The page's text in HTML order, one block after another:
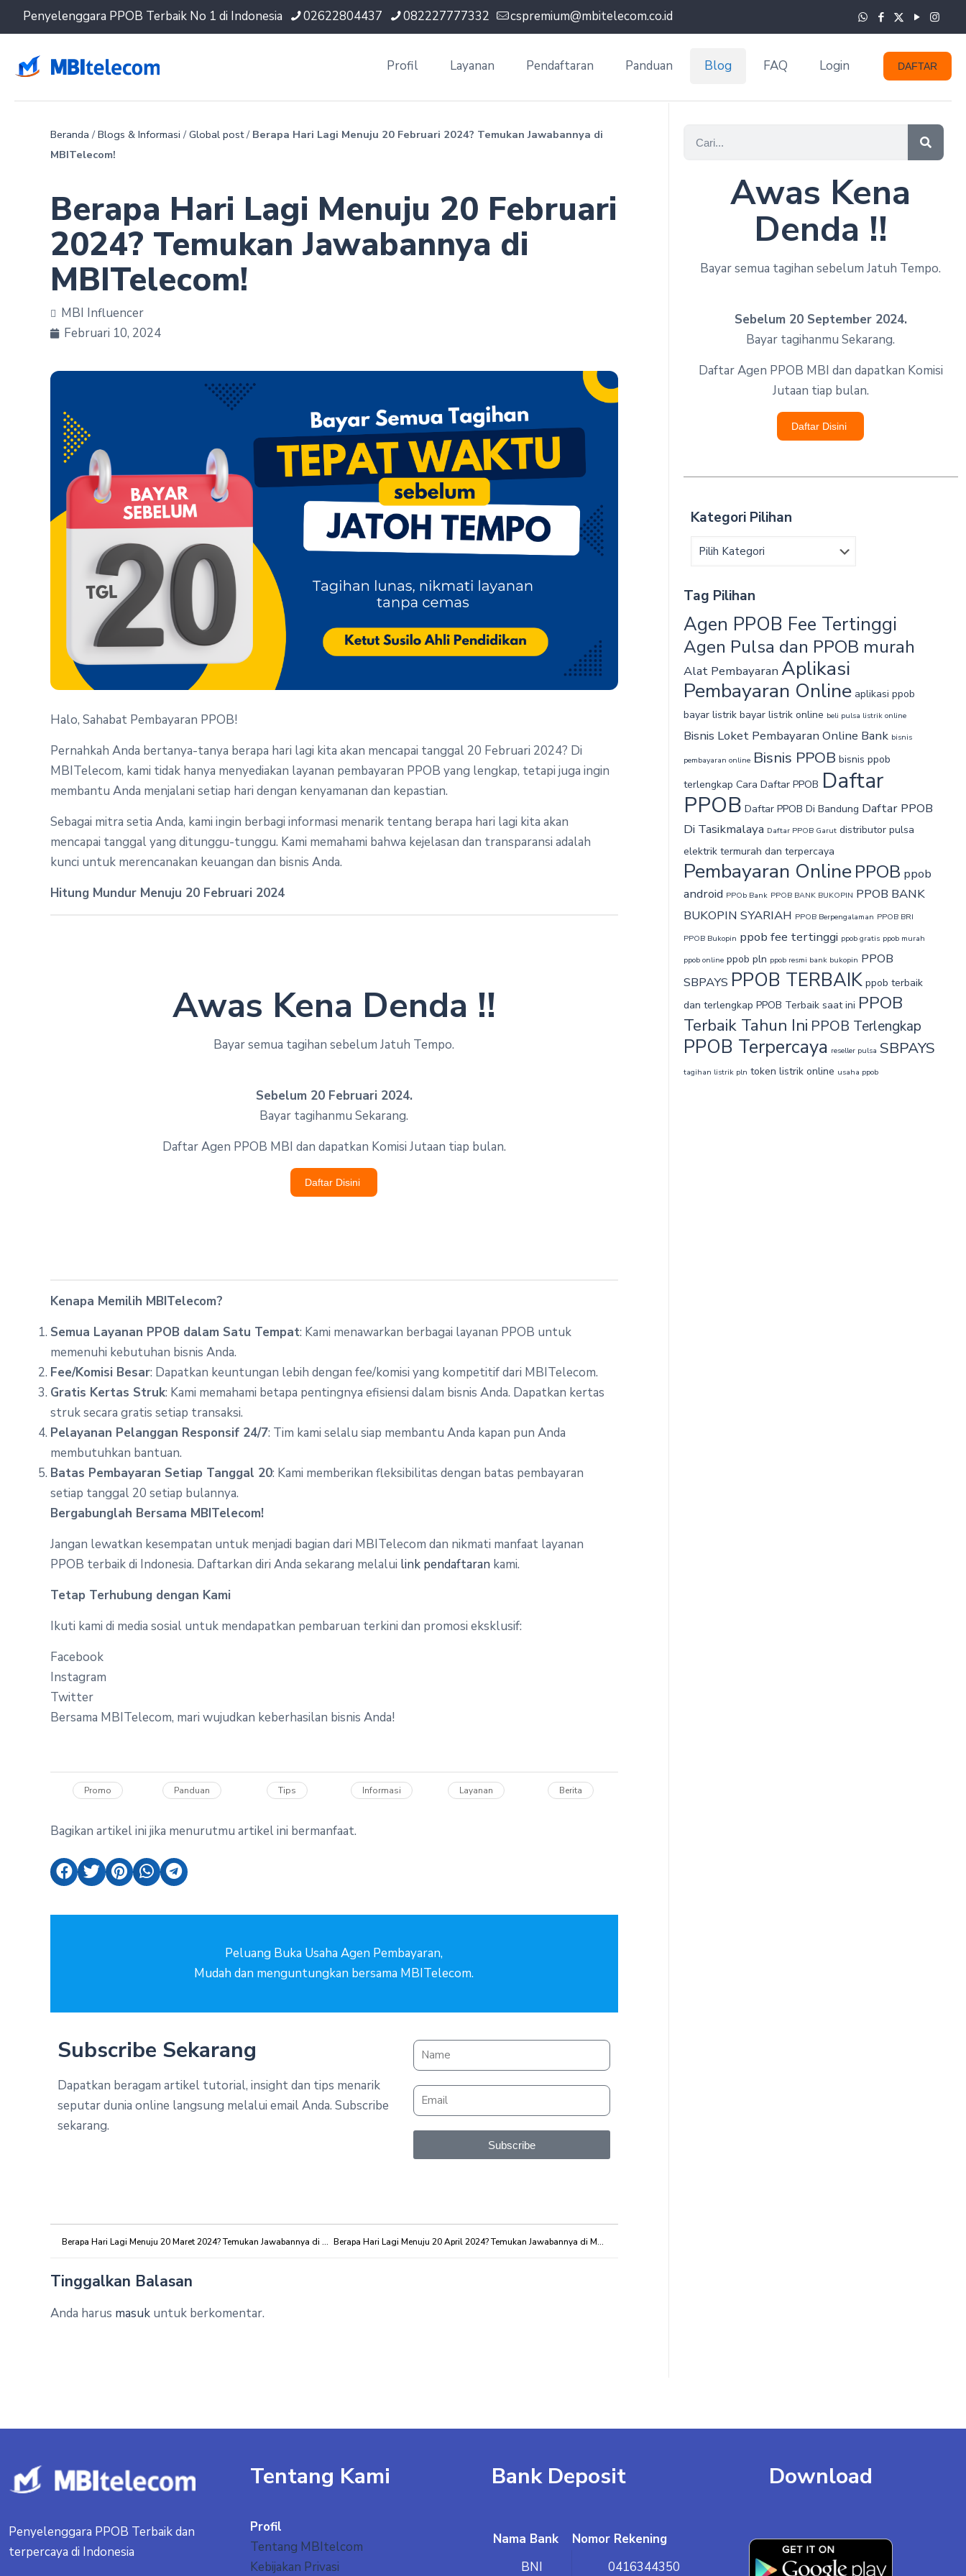
Penyelenggara PPOB Terbaik No 1 di Indonesia 02622804437 082227777332 cspremium@mbitelecom.co.id
Profil Layanan Pendaftaran Panduan Blog FAQ Login DAFTAR
Beranda / Blogs & Informasi / Global post/ Berapa Hari Lagi Menuju 20 Februari 2024? Temukan Jawabannya di
MBITelecom!
Berapa Hari Lagi Menuju 20 Februari
2024? Temukan Jawabannya di
MBITelecom!
MBI Influencer
Februari 10, 2024
Halo, Sahabat Pembayaran PPOB!
Pernahkah Anda bertanya-tanya berapa hari lagi kita akan mencapai tanggal 20 Februari 2024? Di
MBITelecom, kami tidak hanya menyediakan layanan pembayaran PPOB yang lengkap, tetapi juga ingin
membantu Anda menjalani setiap hari dengan kenyamanan dan kepastian.
Sebagai mitra setia Anda, kami ingin berbagi informasi menarik tentang berapa hari lagi kita akan
mencapai tanggal yang ditunggu-tunggu. Kami memahami bahwa kejelasan dan transparansi adalah
kunci untuk merencanakan keuangan dan bisnis Anda.
Hitung Mundur Menuju 20 Februari 2024
Awas Kena Denda !!
Bayar semua tagihan sebelum Jatuh Tempo.
Sebelum 20 Februari 2024.
Bayar tagihanmu Sekarang.
Daftar Agen PPOB MBI dan dapatkan Komisi Jutaan tiap bulan.
Daftar Disini
Kenapa Memilih MBITelecom?
Semua Layanan PPOB dalam Satu Tempat: Kami menawarkan berbagai layanan PPOB untuk
memenuhi kebutuhan bisnis Anda.
Fee/Komisi Besar: Dapatkan keuntungan lebih dengan fee/komisi yang kompetitif dari MBITelecom.
Gratis Kertas Struk: Kami memahami betapa pentingnya efisiensi dalam bisnis Anda. Dapatkan kertas
struk secara gratis setiap transaksi.
Pelayanan Pelanggan Responsif 24/7: Tim kami selalu siap membantu Anda kapan pun Anda
membutuhkan bantuan.
Batas Pembayaran Setiap Tanggal 20: Kami memberikan fleksibilitas dengan batas pembayaran
setiap tanggal 20 setiap bulannya.
Bergabunglah Bersama MBITelecom!
Jangan lewatkan kesempatan untuk menjadi bagian dari MBITelecom dan nikmati manfaat layanan
PPOB terbaik di Indonesia. Daftarkan diri Anda sekarang melalui link pendaftaran kami.
Tetap Terhubung dengan Kami
Ikuti kami di media sosial untuk mendapatkan pembaruan terkini dan promosi eksklusif:
Facebook
Instagram
Twitter
Bersama MBITelecom, mari wujudkan keberhasilan bisnis Anda!
Promo Panduan Tips Informasi Layanan Berita
Bagikan artikel ini jika menurutmu artikel ini bermanfaat.
Peluang Buka Usaha Agen Pembayaran,
Mudah dan menguntungkan bersama MBITelecom.
Subscribe Sekarang
Dapatkan beragam artikel tutorial, insight dan tips menarik
seputar dunia online langsung melalui email Anda. Subscribe
sekarang.
Subscribe
Berapa Hari Lagi Menuju 20 Maret 2024? Temukan Jawabannya di MBITelecom! Berapa Hari Lagi Menuju 20 April 2024? Temukan Jawabannya di MBITelecom!
Tinggalkan Balasan
Anda harus masuk untuk berkomentar.
Awas Kena
Denda !!
Bayar semua tagihan sebelum Jatuh Tempo.
Sebelum 20 September 2024.
Bayar tagihanmu Sekarang.
Daftar Agen PPOB MBI dan dapatkan Komisi
Jutaan tiap bulan.
Daftar Disini
Kategori Pilihan
Tag Pilihan
Agen PPOB Fee Tertinggi
Agen Pulsa dan PPOB murah‎
Alat Pembayaran Aplikasi
Pembayaran Online aplikasi ppob
bayar listrik bayar listrik online beli pulsa listrik online
Bisnis Loket Pembayaran Online Bank bisnis
pembayaran online Bisnis PPOB bisnis ppob
terlengkap Cara Daftar PPOB Daftar
PPOB Daftar PPOB Di Bandung Daftar PPOB
Di Tasikmalaya Daftar PPOB Garut distributor pulsa
elektrik termurah dan terpercaya
Pembayaran OnlinePPOB ppob
android PPOb Bank PPOB BANK BUKOPIN PPOB BANK
BUKOPIN SYARIAH PPOB Berpengalaman PPOB BRI
PPOB Bukopin ppob fee tertinggi ppob gratis ppob murah
ppob online ppob pln ppob resmi bank bukopin PPOB
SBPAYS PPOB TERBAIK ppob terbaik
dan terlengkap PPOB Terbaik saat ini PPOB
Terbaik Tahun Ini PPOB Terlengkap
PPOB Terpercaya reseller pulsa SBPAYS
tagihan listrik pln token listrik online usaha ppob
Penyelenggara PPOB Terbaik dan
terpercaya di Indonesia
Tentang Kami
Profil
Tentang MBItelcom
Kebijakan Privasi
Bank Deposit
Nama Bank
Nomor Rekening
BNI
0416344350
Download